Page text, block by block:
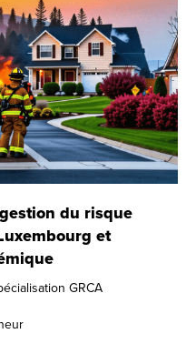
du risque
et
GRCA